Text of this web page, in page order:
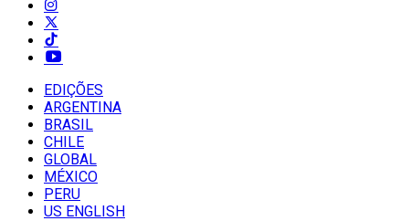
EDIÇÕES
ARGENTINA
BRASIL
CHILE
GLOBAL
MÉXICO
PERU
US ENGLISH